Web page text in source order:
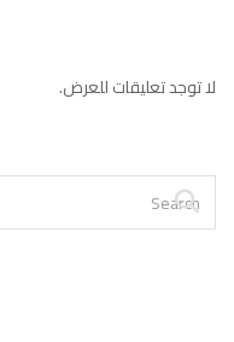
لا توجد تعليقات للعرض.